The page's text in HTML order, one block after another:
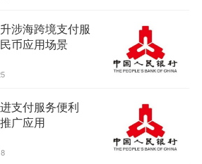
涉海跨境支付服
币应用场景
支付服务便利
广应用